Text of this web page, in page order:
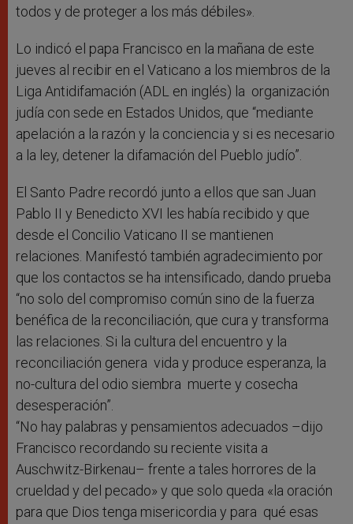
todos y de proteger a los más débiles».
Lo indicó el papa Francisco en la mañana de este
jueves al recibir en el Vaticano a los miembros de la
Liga Antidifamación (ADL en inglés) la organización
judía con sede en Estados Unidos, que “mediante
apelación a la razón y la conciencia y si es necesario
a la ley, detener la difamación del Pueblo judío”.
El Santo Padre recordó junto a ellos que san Juan
Pablo II y Benedicto XVI les había recibido y que
desde el Concilio Vaticano II se mantienen
relaciones. Manifestó también agradecimiento por
que los contactos se ha intensificado, dando prueba
“no solo del compromiso común sino de la fuerza
benéfica de la reconciliación, que cura y transforma
las relaciones. Si la cultura del encuentro y la
reconciliación genera vida y produce esperanza, la
no-cultura del odio siembra muerte y cosecha
desesperación”.
“No hay palabras y pensamientos adecuados –dijo
Francisco recordando su reciente visita a
Auschwitz-Birkenau– frente a tales horrores de la
crueldad y del pecado» y que solo queda «la oración
para que Dios tenga misericordia y para qué esas